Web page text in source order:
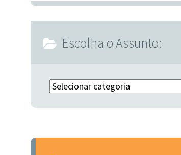
Escolha o Assunto:
Escolha o Assunto: